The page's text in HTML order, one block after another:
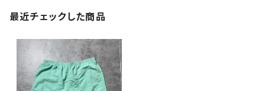
最近チェックした商品